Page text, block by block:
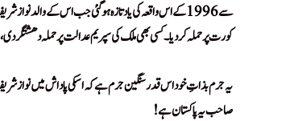
سے 1996 کے اس واقعہ کی یاد تازہ ہو گئی جب اس کے والد نوازشریف نے خود پر لگے ایک الزام کا سامنا کرنے کی بجائے اپنے انہی غنڈوں کو تیار کیا
کورت پر حملہ کر دیا۔ کسی بھی ملک کی سپریم عدالت پر حملہ
یہ جرم بذاتِ خود اس قدر سنگین جرم ہے کہ اسکی پاداش میں
صاحب یہ پاکستان ہے!